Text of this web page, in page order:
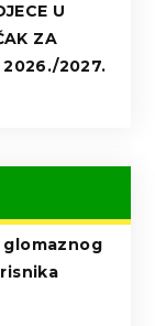
U
ZA
2026./2027.